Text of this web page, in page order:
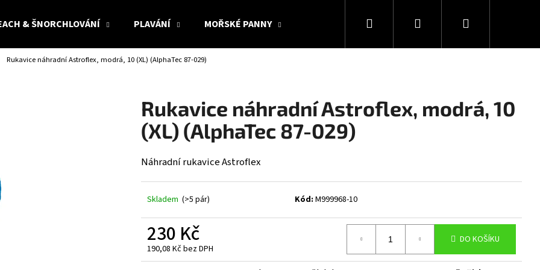
& ŠNORCHLOVÁNÍ PLAVÁNÍ MOŘSKÉ PANNY KOLEKCE SNAKESUB & DES DÁRKOVÉ
Hledat PřihlášeníNákupní
Rukavice náhradní Astroflex, modrá, 10 (XL) (AlphaTec 87-029)
Rukavice náhradní Astroflex, modrá, 10
(XL) (AlphaTec 87-029)
Náhradní rukavice Astroflex
Skladem (>5 pár) Kód: M999968-10
230 Kč
190,08 Kč bez DPH
Měrná
DO KOŠÍKU
Co potřebujete najít?
HLEDAT